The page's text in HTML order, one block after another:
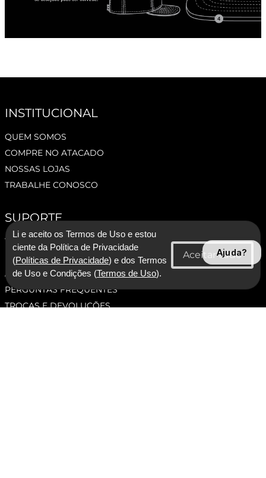
INSTITUCIONAL
QUEM SOMOS
COMPRE NO ATACADO
NOSSAS LOJAS
TRABALHE CONOSCO
SUPORTE
TERMOS E CONDIÇÕES
POLÍTICA DE PRIVACIDADE
ASSESSORIA DE IMPRENSA
PERGUNTAS FREQUENTES
TROCAS E DEVOLUÇÕES
Li e aceito os Termos de Uso e estou
ciente da Política de Privacidade
(Políticas de Privacidade) e dos Termos
de Uso e Condições (Termos de Uso).
Ajuda?